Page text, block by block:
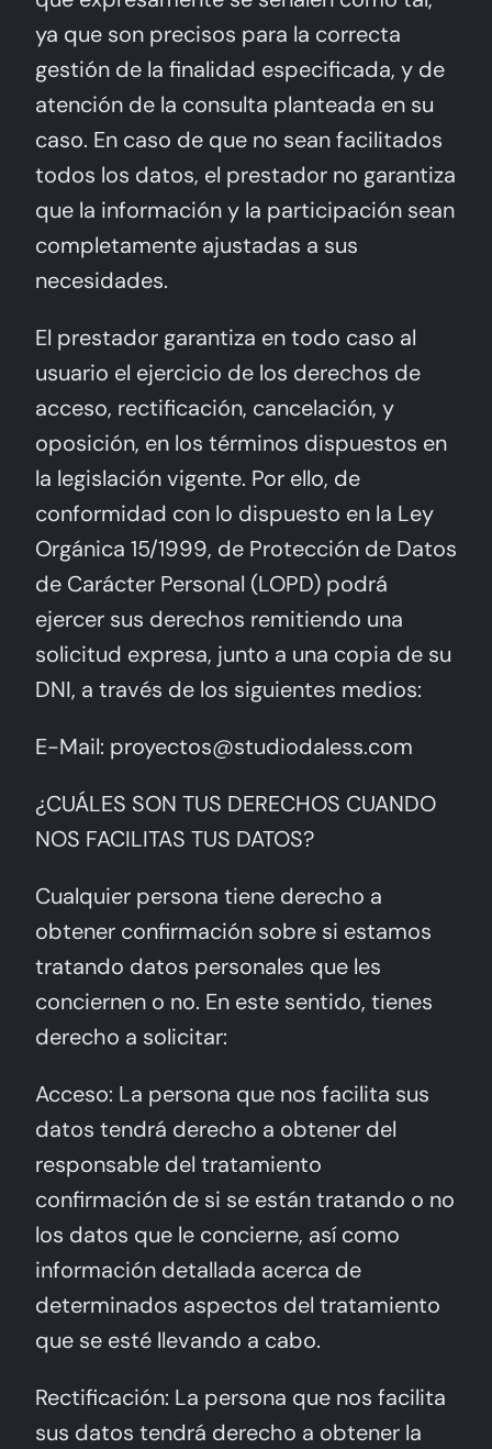
ya que son precisos para la correcta
gestión de la finalidad especificada, y de
atención de la consulta planteada en su
caso. En caso de que no sean facilitados
todos los datos, el prestador no garantiza
que la información y la participación sean
completamente ajustadas a sus
necesidades.
El prestador garantiza en todo caso al
usuario el ejercicio de los derechos de
acceso, rectificación, cancelación, y
oposición, en los términos dispuestos en
la legislación vigente. Por ello, de
conformidad con lo dispuesto en la Ley
Orgánica 15/1999, de Protección de Datos
de Carácter Personal (LOPD) podrá
ejercer sus derechos remitiendo una
solicitud expresa, junto a una copia de su
DNI, a través de los siguientes medios:
E-Mail: proyectos@studiodaless.com
¿CUÁLES SON TUS DERECHOS CUANDO
NOS FACILITAS TUS DATOS?
Cualquier persona tiene derecho a
obtener confirmación sobre si estamos
tratando datos personales que les
conciernen o no. En este sentido, tienes
derecho a solicitar:
Acceso: La persona que nos facilita sus
datos tendrá derecho a obtener del
responsable del tratamiento
confirmación de si se están tratando o no
los datos que le concierne, así como
información detallada acerca de
determinados aspectos del tratamiento
que se esté llevando a cabo.
Rectificación: La persona que nos facilita
sus datos tendrá derecho a obtener la